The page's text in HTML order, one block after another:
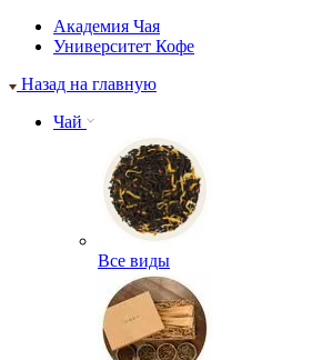
Академия Чая
Университет Кофе
Назад на главную
Чай
Все виды